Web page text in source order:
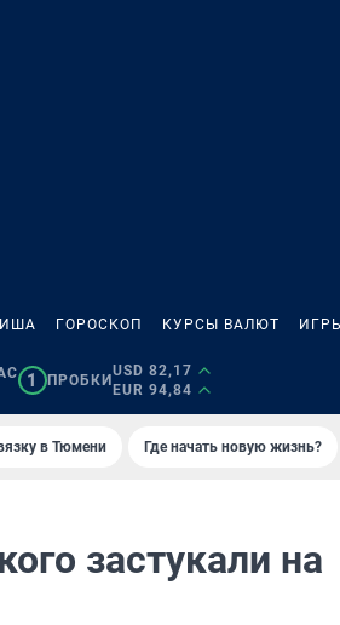
ГОРОСКОП КУРСЫ ВАЛЮТ ИГРЫ
1 ПРОБКИ
USD 82,17
EUR 94,84
в Тюмени Где начать новую жизнь?
застукали на